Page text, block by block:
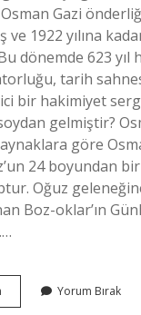
Gazi
1922 yılına
dönemde 623 yıl
tarih
bir hakimiyet
gelmiştir?
göre
24 boyundan
Oğuz
Boz-oklar’ın
Osmanlı
Beylik
Yorum Bırak